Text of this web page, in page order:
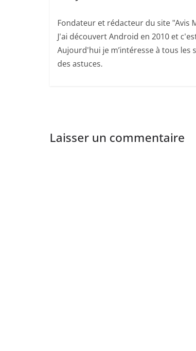
Fondateur et rédacteur du site "Avis
J'ai découvert Android en 2010 et
Aujourd'hui je m’intéresse à tous
des astuces.
Laisser un commentaire